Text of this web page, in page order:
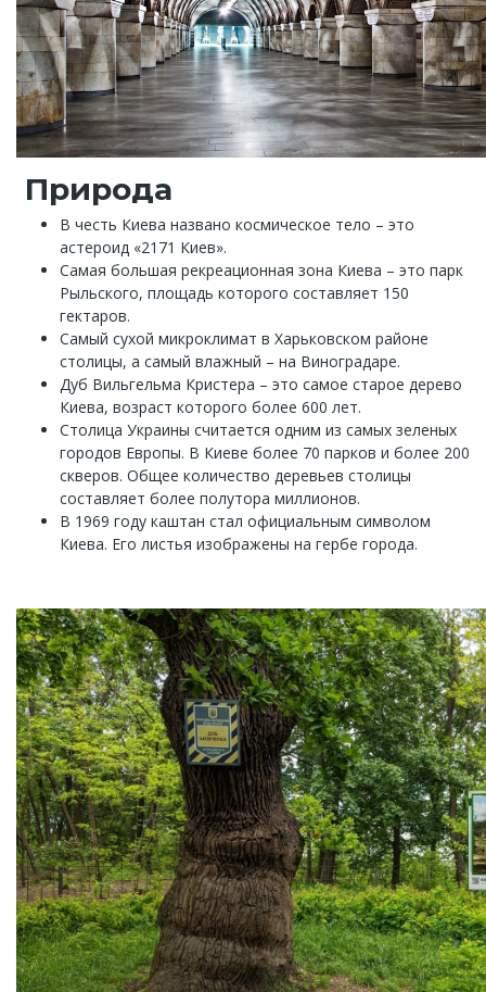
Природа
В честь Киева названо космическое тело – это
астероид «2171 Киев».
Самая большая рекреационная зона Киева – это парк
Рыльского, площадь которого составляет 150
гектаров.
Самый сухой микроклимат в Харьковском районе
столицы, а самый влажный – на Виноградаре.
Дуб Вильгельма Кристера – это самое старое дерево
Киева, возраст которого более 600 лет.
Столица Украины считается одним из самых зеленых
городов Европы. В Киеве более 70 парков и более 200
скверов. Общее количество деревьев столицы
составляет более полутора миллионов.
В 1969 году каштан стал официальным символом
Киева. Его листья изображены на гербе города.